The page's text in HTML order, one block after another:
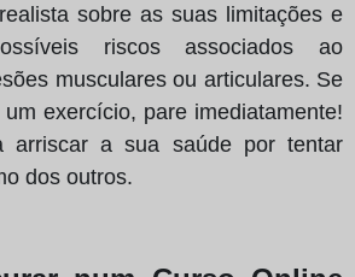
sobre as suas limitações e
riscos associados ao
musculares ou articulares. Se
exercício, pare imediatamente!
arriscar a sua saúde por tentar
dos outros.